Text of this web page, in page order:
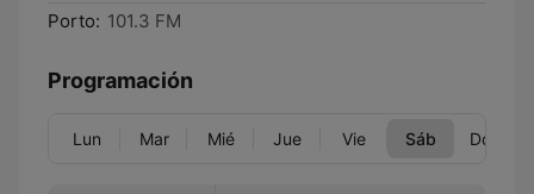
Porto: 101.3 FM
Programación
Lun Mar Mié Jue Vie Sáb Dom